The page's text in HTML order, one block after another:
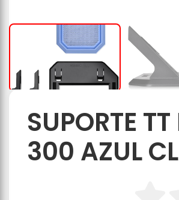
SUPORTE
300 AZUL